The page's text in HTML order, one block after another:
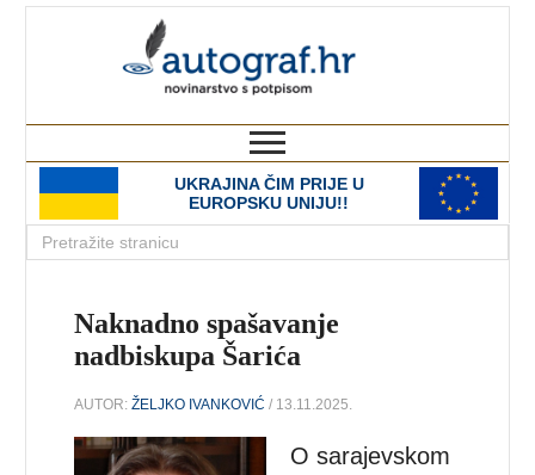
UKRAJINA ČIM PRIJE U
EUROPSKU UNIJU!!
Naknadno spašavanje
nadbiskupa Šarića
AUTOR:ŽELJKO IVANKOVIĆ / 13.11.2025.
O sarajevskom